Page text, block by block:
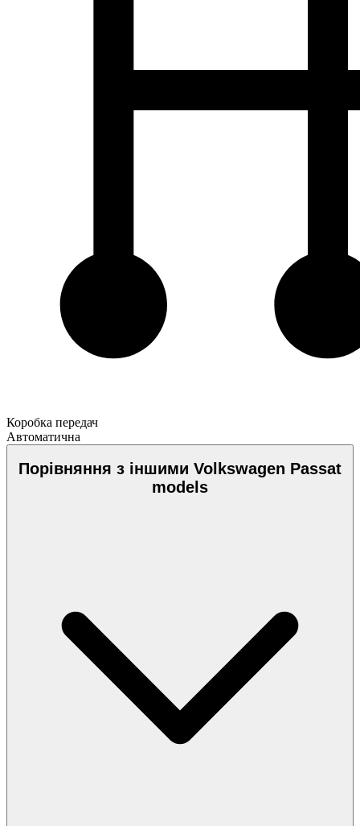
Коробка передач
Автоматична
Порівняння з іншими Volkswagen Passat
models